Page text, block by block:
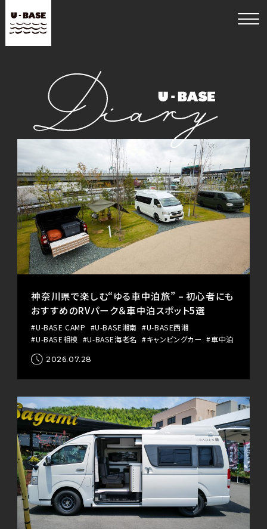
神奈川県で楽しむ“ゆる車中泊旅” – 初心者にも
おすすめのRVパーク＆車中泊スポット5選
#U-BASE CAMP #U-BASE湘南 #U-BASE西湘
#U-BASE相模 #U-BASE海老名 #キャンピングカー #車中泊
2026.07.28